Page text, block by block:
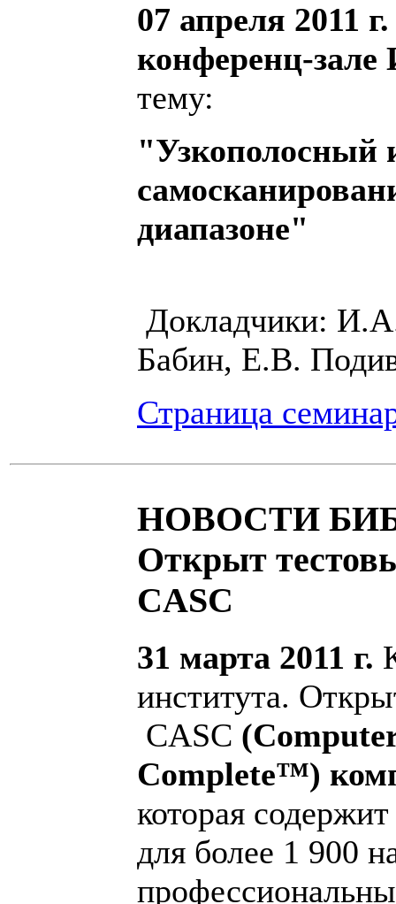
07 апреля 2011
конференц-
тему:
"Узкополосный
диапазоне"
Докладчики:
Бабин, Е.В.
Страница
НОВОСТИ
Открыт
CASC
31 марта 2011 г.
института.
CASC (
Complete™)
которая
для более 1 900